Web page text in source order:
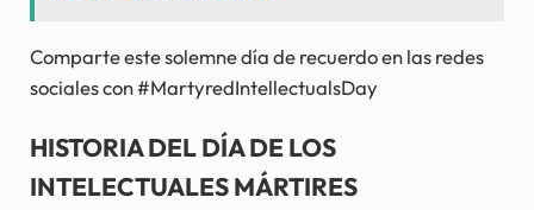
Comparte este solemne día de recuerdo en las redes
sociales con #MartyredIntellectualsDay
HISTORIA DEL DÍA DE LOS
INTELECTUALES MÁRTIRES